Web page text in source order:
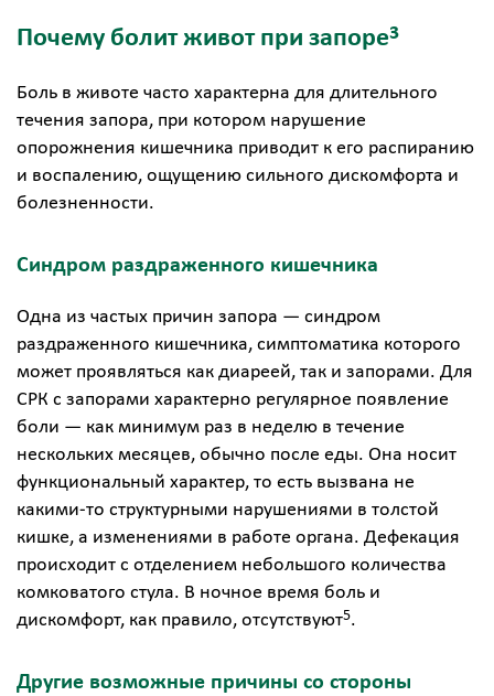
Почему болит живот при запоре3
Боль в животе часто характерна для длительного
течения запора, при котором нарушение
опорожнения кишечника приводит к его распиранию
и воспалению, ощущению сильного дискомфорта и
болезненности.
Синдром раздраженного кишечника
Одна из частых причин запора — синдром
раздраженного кишечника, симптоматика которого
может проявляться как диареей, так и запорами. Для
СРК с запорами характерно регулярное появление
боли — как минимум раз в неделю в течение
нескольких месяцев, обычно после еды. Она носит
функциональный характер, то есть вызвана не
какими-то структурными нарушениями в толстой
кишке, а изменениями в работе органа. Дефекация
происходит с отделением небольшого количества
комковатого стула. В ночное время боль и
дискомфорт, как правило, отсутствуют5.
Другие возможные причины со стороны